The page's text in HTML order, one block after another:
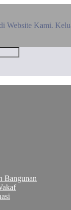
Website Kami.
Bangunan